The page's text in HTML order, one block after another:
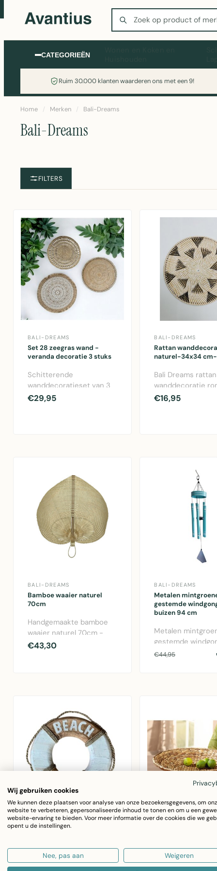
Zoeken
CATEGORIEËN
Ruim 30.000 klanten waarderen ons met een 9!
Home / Merken / Bali-Dreams
Bali-Dreams
FILTERS
BALI-DREAMS
Set 28 zeegras wand -
veranda decoratie 3 stuks
Schitterende
wanddecoratieset van 3
stuks, perfect voor zowel
€29,95
BALI-DREAMS
Rattan
naturel-34x34 cm-
Bali Dreams rattan
wanddecoratie
naturel, 34x34 cm -
€16,95
BALI-DREAMS
Bamboe waaier naturel
70cm
Handgemaakte bamboe
waaier naturel 70cm -
sfeervol decoratief
€43,30
BALI-DREAMS
Metalen
gestemde
buizen 94 cm
Metalen
gestemde
5 buizen – 94 cm
€44,95
BALI-DREAMS
Houten decoratie
Grote platte
Wij gebruiken cookies
We kunnen deze plaatsen voor analyse van onze bezoekersgegevens, om
website te verbeteren, gepersonaliseerde inhoud te tonen en om u een
website-ervaring te bieden. Voor meer informatie over de cookies die we
opent u de instellingen.
Nee, pas aan Weigeren